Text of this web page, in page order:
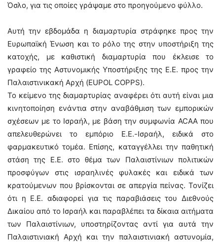
Όσλο, για τις οποίες γράψαμε στο προηγούμενο φύλλο.
Αυτή την εβδομάδα η διαμαρτυρία στράφηκε προς την
Ευρωπαϊκή Ένωση και το ρόλο της στην υποστήριξη της
κατοχής, με καθιστική διαμαρτυρία που έκλεισε το
γραφείο της Αστυνομικής Υποστήριξης της Ε.Ε. προς την
Παλαιστινικακή Αρχή (EUPOL COPPS).
Το κείμενο της διαμαρτυρίας αναφέρει ότι αυτή είναι μια
κινητοποίηση ενάντια στην αναβάθμιση των εμπορικών
σχέσεων με το Ισραήλ, με βάση την συμφωνία ACAA που
απελευθερώνει το εμπόριο Ε.Ε.-Ισραήλ, ειδικά στο
φαρμακευτικό τομέα. Επίσης, καταγγέλλει την παθητική
στάση της Ε.Ε. στο θέμα των Παλαιστίνιων πολιτικών
προσφύγων στις ισραηλινές φυλακές και ειδικά των
κρατούμενων που βρίσκονται σε απεργία πείνας. Τονίζει
ότι η Ε.Ε. αδιαφορεί για τις παραβιάσεις του Διεθνούς
Δικαίου από το Ισραήλ και παραβλέπει τα δίκαια αιτήματα
των Παλαιστίνιων, υποστηρίζοντας αντί για αυτά την
Παλαιστινιακή Αρχή και την παλαιστινιακή αστυνομία,